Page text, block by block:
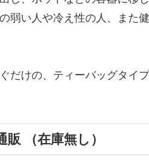
弱い人や冷え性の人、また
だけの、ティーバッグタイ
（在庫無し）